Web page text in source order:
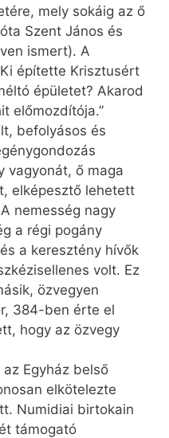
mely sokáig az ő
Szent János és
ismert). A
építette Krisztusért
épületet? Akarod
előmozdítója.”
befolyásos és
vagyonát, ő maga
elképesztő lehetett
nemesség nagy
a régi pogány
a keresztény hívők
volt. Ez
özvegyen
384-ben érte el
hogy az özvegy
Egyház belső
elkötelezte
Numidiai birtokain
támogató